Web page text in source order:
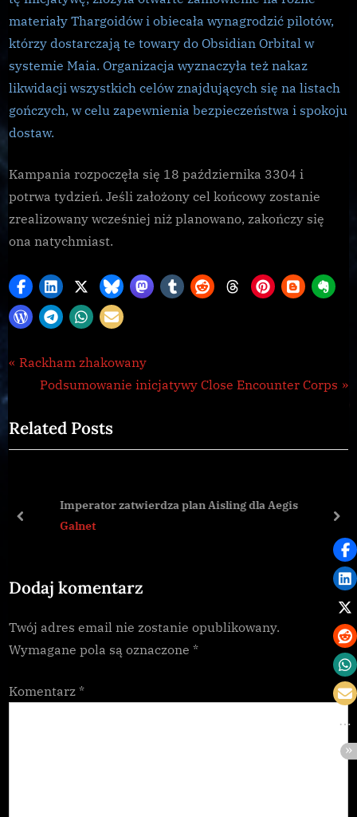
materiały Thargoidów i obiecała wynagrodzić pilotów,
którzy dostarczają te towary do Obsidian Orbital w
systemie Maia. Organizacja wyznaczyła też nakaz
likwidacji wszystkich celów znajdujących się na listach
gończych, w celu zapewnienia bezpieczeństwa i spokoju
dostaw.
Kampania rozpoczęła się 18 października 3304 i
potrwa tydzień. Jeśli założony cel końcowy zostanie
zrealizowany wcześniej niż planowano, zakończy się
ona natychmiast.
CG
Nawigacja
P
v
i
s
s
:
Rackham zhakowany
N
x
t
Podsumowanie inicjatywy Close Encounter Corps
Related Posts
Imperator zatwierdza plan Aisling dla Aegis
Galnet
prev
Dodaj komentarz
Twój adres email nie zostanie opublikowany.
Wymagane pola są oznaczone *
Komentarz *